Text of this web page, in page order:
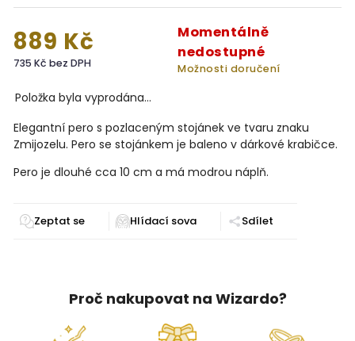
889 Kč
735 Kč bez DPH
Momentálně
nedostupné
Možnosti doručení
Položka byla vyprodána…
Elegantní pero s pozlaceným stojánek ve tvaru znaku
Zmijozelu. Pero se stojánkem je baleno v dárkové krabičce.
Pero je dlouhé cca 10 cm a má modrou náplň.
Zeptat se Sdílet
Proč nakupovat na Wizardo?